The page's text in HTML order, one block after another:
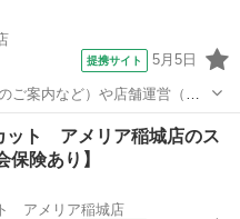
提携サイト 5月5日
ご案内など）や店舗運営（書
をお願いします。 一日の流れ
応方法を実務を通してイチか
ット アメリア稲城店のス
保険あり】
アメリア稲城店